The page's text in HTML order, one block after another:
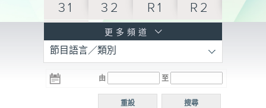
31 32 R1 R2
R3
電台 電台
R5
電台
普通
更多頻道
節目語言／類別
由 至
搜尋
重設